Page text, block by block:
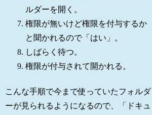
ルダーを開く。
権限が無いけど権限を付与するか
と聞かれるので「はい」。
しばらく待つ。
権限が付与されて開かれる。
こんな手順で今まで使っていたフォルダ
ーが見られるようになるので、「ドキュ